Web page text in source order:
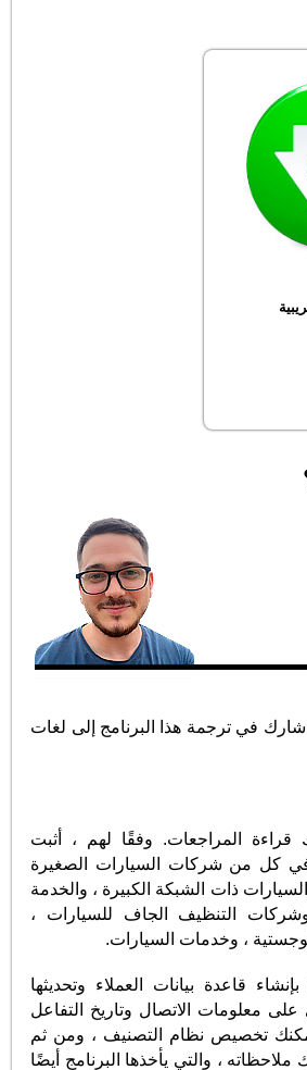
شارك في ترجمة هذا البرنامج إلى لغات
قراءة المراجعات. وفقًا لهم ، أثبت
في كل من شركات السيارات الصغيرة
ذات الشبكة الكبيرة ، والخدمة
وشركات التنظيف الجاف للسيارات ،
، وخدمات السيارات.
بإنشاء قاعدة بيانات العملاء وتحديثها
معلومات الاتصال وتاريخ التفاعل
يمكنك تخصيص نظام التصنيف ، ومن ثم
، والتي يأخذها البرنامج أيضًا